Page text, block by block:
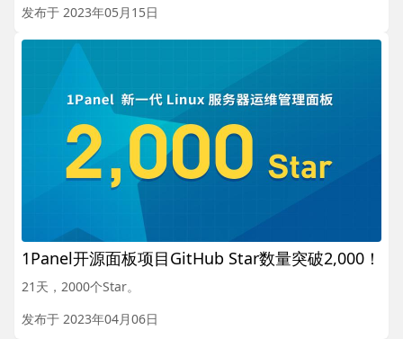
发布于 2023年05月15日
1Panel开源面板项目GitHub Star数量突破2,000！
21天，2000个Star。
发布于 2023年04月06日